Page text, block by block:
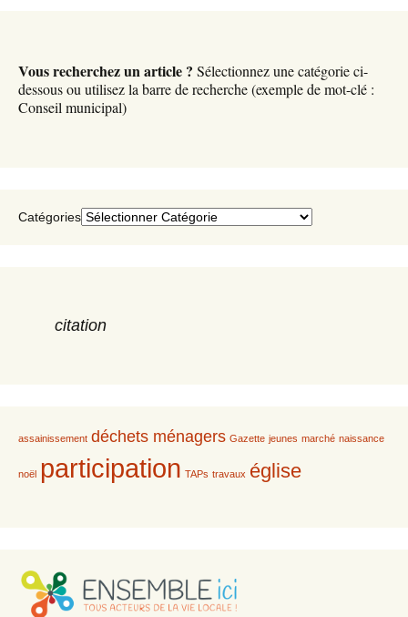
e
s
Vous recherchez un article ? Sélectionnez une catégorie ci-
dessous ou utilisez la barre de recherche (exemple de mot-clé :
Conseil municipal)
Catégories
citation
assainissement déchets ménagers Gazette jeunes marché naissance
noël participation TAPs travaux église